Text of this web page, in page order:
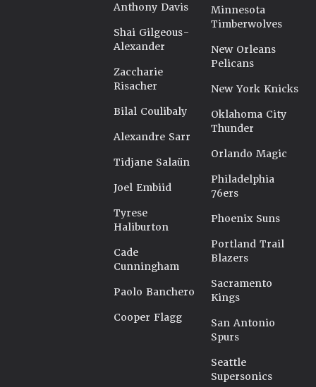
Anthony Davis
Shai Gilgeous-
Alexander
Zaccharie
Risacher
Bilal Coulibaly
Alexandre Sarr
Tidjane Salaün
Joel Embiid
Tyrese
Haliburton
Cade
Cunningham
Paolo Banchero
Cooper Flagg
Minnesota
Timberwolves
New Orleans
Pelicans
New York Knicks
Oklahoma City
Thunder
Orlando Magic
Philadelphia
76ers
Phoenix Suns
Portland Trail
Blazers
Sacramento
Kings
San Antonio
Spurs
Seattle
Supersonics